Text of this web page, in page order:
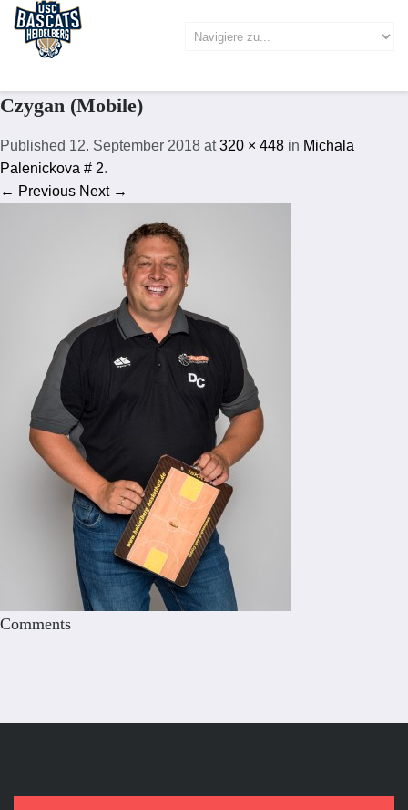
Czygan (Mobile)
Published 12. September 2018 at320 × 448 in Michala
Palenickova # 2.
← Previous Next →
Comments